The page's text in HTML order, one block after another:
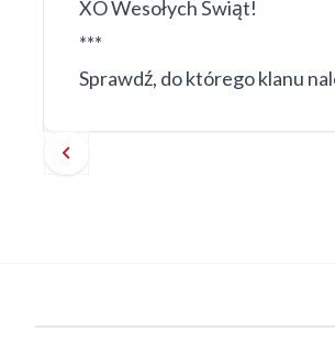
XO Wesołych Świąt!
***
Sprawdź, do którego klanu